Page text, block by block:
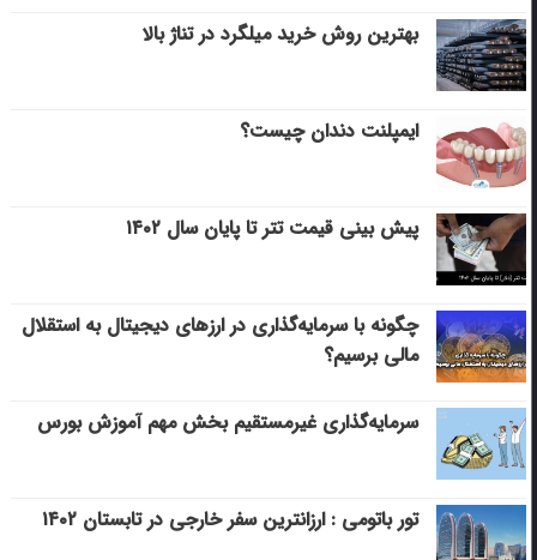
بهترین روش خرید میلگرد در تناژ بالا
ایمپلنت دندان چیست؟
پیش بینی قیمت تتر تا پایان سال ۱۴۰۲
چگونه با سرمایه‌گذاری در ارزهای دیجیتال به استقلال
مالی برسیم؟
سرمایه‌گذاری غیرمستقیم بخش مهم آموزش بورس
تور باتومی : ارزانترین سفر خارجی در تابستان ۱۴۰۲